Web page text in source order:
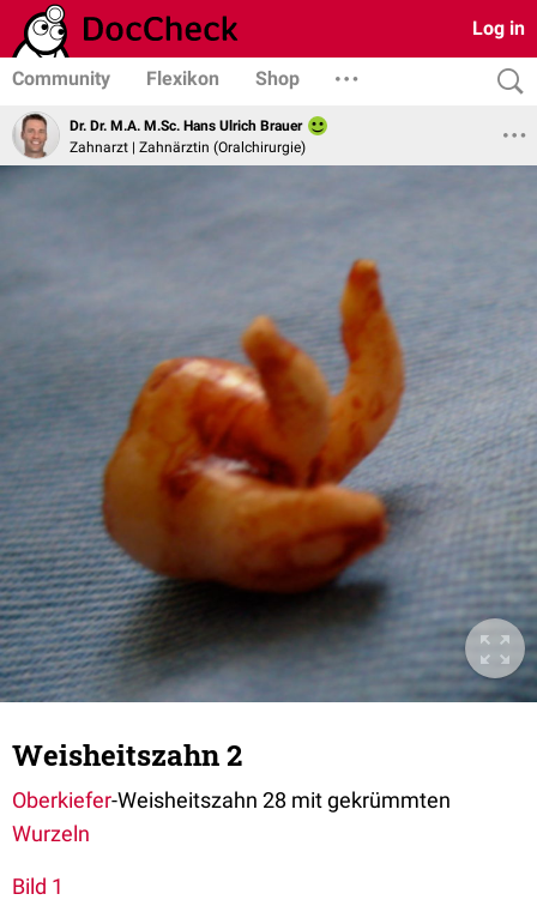
Log in
Community Flexikon Shop
Dr. Dr. M.A. M.Sc. Hans Ulrich Brauer
Zahnarzt | Zahnärztin (Oralchirurgie)
Weisheitszahn 2
Oberkiefer-Weisheitszahn 28 mit gekrümmten
Wurzeln
Bild 1